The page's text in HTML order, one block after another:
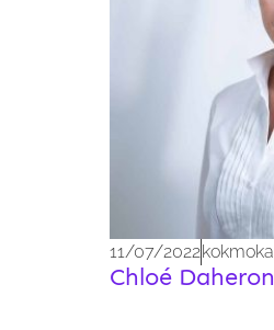
11/07/2022kokmoka
Chloé Daheron